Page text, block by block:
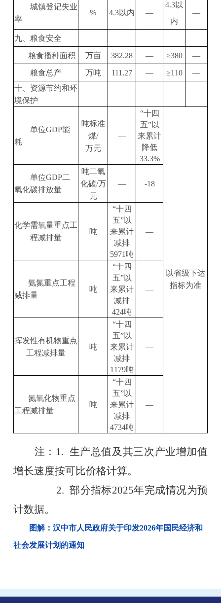
城镇登记失业
率
% 4.3以内 —
4.3以
内
—
九、粮食安全
粮食播种面积 万亩 382.28 — ≥380 —
粮食总产 万吨 111.27 — ≥110
—
十、资源节约和环
境保护
单位GDP能
耗
吨标准
煤/
万元
—
“十四
五”以
来累计
降低
33.3%
以省级下达
指标为准
单位GDP二
氧化碳排放量
吨二氧
化碳/万
元
— -18
化学需氧量重点工
程减排量
吨
“十四
五”以
来累计
减排
5971 吨
—
氨氮重点工程
减排量
吨
“十四
五”以
来累计
减排
424吨
—
挥发性有机物重点
工程减排量
吨
“十四
五”以
来累计
减排
1179吨
—
氮氧化物重点
工程减排量
吨
“十四
五”以
来累计
减排
4734吨
—
注： 1. 生产总值及其三次产业增加值
增长速度按可比价格计算。
2. 部分指标2025年完成情况为预
计数据。
图解：汉中市人民政府关于印发2026年国民经济和
社会发展计划的通知